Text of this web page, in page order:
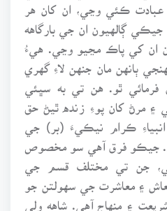
ڪئي وڃي، ان کان هر
ڳالهيون ان جي بارگاهه
ان کي پاڪ مڃيو وڃي. هيءُ
ٻانهن مان جنهن لاءِ گهري
فرمائي ٿو. هن تي به سڀئي
۽ مرڻ کان پوءِ زنده ٿيڻ حق
ڪرام نيڪيءَ (بر) جي
جيڪو فرق آهي سو مخصوص
جن تي مختلف قسم جي
معاش ۽ معاشرت جي سهولتن جو
شريعت ۽ منهاج آهي. شاهه ولي